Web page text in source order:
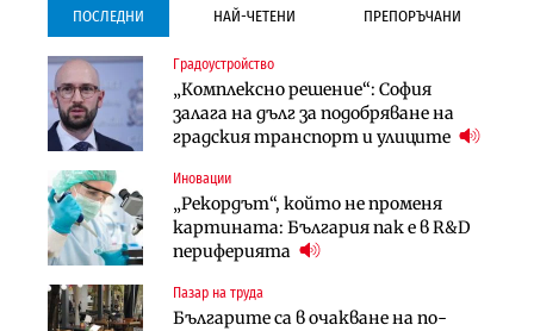
ПОСЛЕДНИ НАЙ-ЧЕТЕНИ ПРЕПОРЪЧАНИ
Градоустройство
„Комплексно решение“: София
залага на дълг за подобряване на
градския транспорт и улиците
Иновации
„Рекордът“, който не променя
картината: България пак е в R&D
периферията
Пазар на труда
Българите са в очакване на по-
Градоустройство
Столична община избра
изпълнител за преместването на
трамвайното трасе по бул.
Инфраструктура
Проектирането на тунела под
Петрохан ще върви паралелно с
Инфраструктура
Инфраструктура
Проектирането на тунела под
Петрохан ще върви паралелно с
екологичните оценки
Компании
„Хювефарма“ подписа договор за
придобиване на Euroapi Italy
Финанси
RATE | Българският